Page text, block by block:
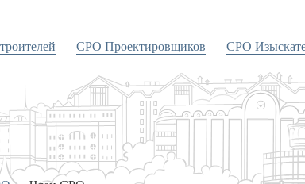
СРО Проектировщиков СРО